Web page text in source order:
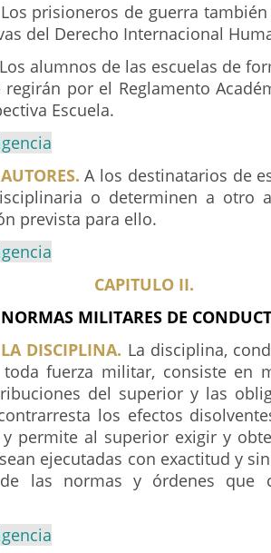
Los prisioneros de guerra
del Derecho Internacional
Los alumnos de las escuelas de
por el Reglamento
Escuela.
A los destinatarios de
o determinen a otro
prevista para ello.
CAPITULO II.
NORMAS MILITARES DE
DISCIPLINA. La disciplina,
fuerza militar, consiste en
del superior y las
los efectos
permite al superior exigir y
ejecutadas con exactitud y
las normas y órdenes que